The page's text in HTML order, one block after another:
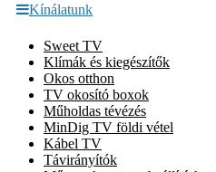
Kínálatunk
Sweet TV
Klímák és kiegészítők
Okos otthon
TV okosító boxok
Műholdas tévézés
MinDig TV földi vétel
Kábel TV
Távirányítók